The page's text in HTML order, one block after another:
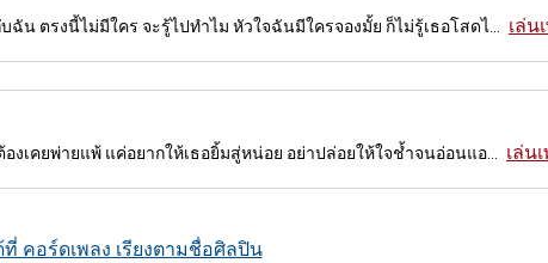
ตรงนี้ไม่มีใคร จะรู้ไปทำไม หัวใจฉันมีใครจองมั้ย ก็ไม่รู้เธอโสดไ... เล่น
เคยพ่ายแพ้ แค่อยากให้เธอยิ้มสู่หน่อย อย่าปล่อยให้ใจช้ำจนอ่อนแอ... เล่น
ที่ คอร์ดเพลง เรียงตามชื่อศิลปิน